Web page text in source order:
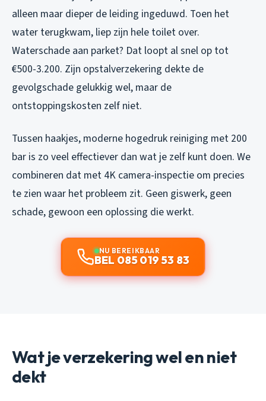
alleen maar dieper de leiding ingeduwd. Toen het
water terugkwam, liep zijn hele toilet over.
Waterschade aan parket? Dat loopt al snel op tot
€500-3.200. Zijn opstalverzekering dekte de
gevolgschade gelukkig wel, maar de
ontstoppingskosten zelf niet.
Tussen haakjes, moderne hogedruk reiniging met 200
bar is zo veel effectiever dan wat je zelf kunt doen. We
combineren dat met 4K camera-inspectie om precies
te zien waar het probleem zit. Geen giswerk, geen
schade, gewoon een oplossing die werkt.
NU BEREIKBAAR
BEL 085 019 53 83
Wat je verzekering wel en niet
dekt